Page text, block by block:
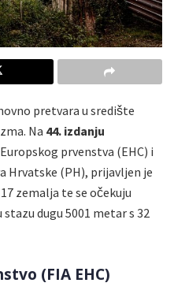
pretvara u središte
Na 44. izdanju
prvenstva (EHC) i
Hrvatske (PH), prijavljen je
zemalja te se očekuju
dugu 5001 metar s 32
(FIA EHC)